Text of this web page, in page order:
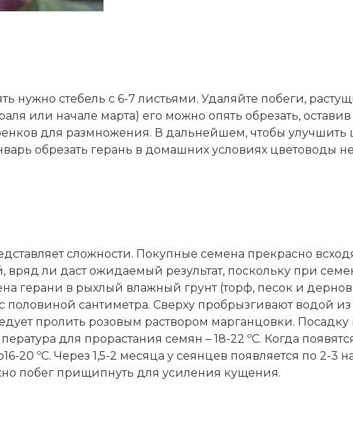
нужно стебель с 6-7 листьями. Удаляйте побеги,
или начале марта) его можно опять обрезать,
для размножения. В дальнейшем, чтобы улучшить
обрезать герань в домашних условиях цветоводы
сложности. Покупные семена прекрасно
вряд ли даст ожидаемый результат, поскольку при
герани в рыхлый влажный грунт (торф, песок и
половиной сантиметра. Сверху пробрызгивают водой
пролить розовым раствором марганцовки.
для прорастания семян – 18-22 ºC. Когда
20 ºC. Через 1,5-2 месяца у сеянцев появляется по 2-3
побег прищипнуть для усиления кущения.